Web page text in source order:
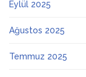
Eylül 2025
Ağustos 2025
Temmuz 2025